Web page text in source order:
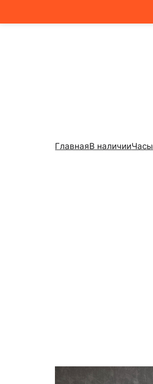
к
ГлавнаяВ наличииЧасы